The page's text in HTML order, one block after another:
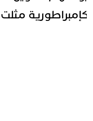
مثلت